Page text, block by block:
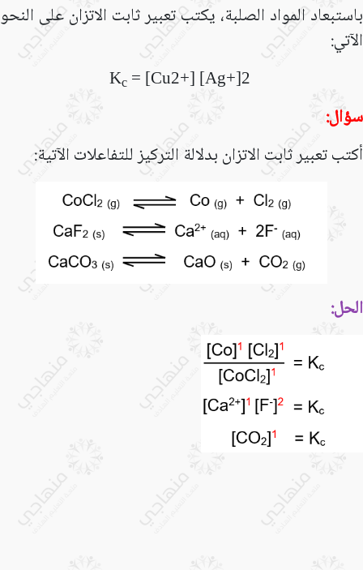
باستبعاد المواد الصلبة، يكتب تعبير ثابت الاتزان على النحو
الآتي:
Kc= [Cu2+] [Ag+]2
سؤال:
أكتب تعبير ثابت الاتزان بدلالة التركيز للتفاعلات الآتية:
الحل: